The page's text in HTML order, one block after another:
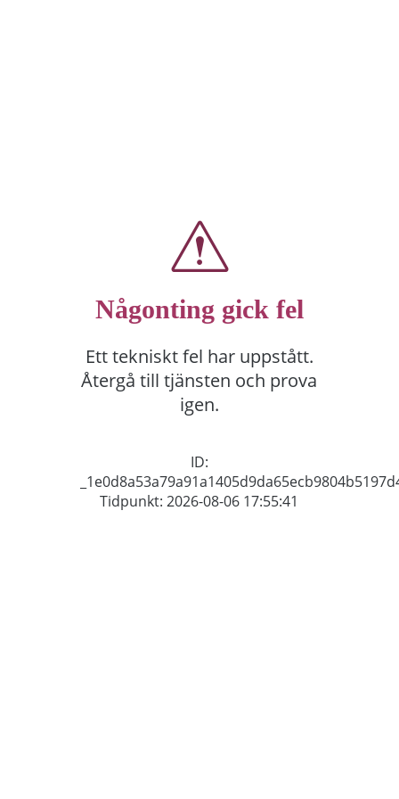
Någonting gick fel
Ett tekniskt fel har uppstått.
Återgå till tjänsten och prova
igen.
ID:
Tidpunkt: 2026-08-06 17:55:41